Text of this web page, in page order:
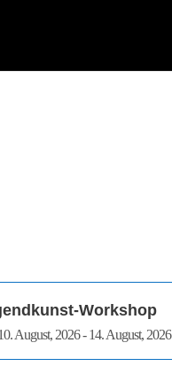
Workshop
August, 2026 - 14. August, 2026